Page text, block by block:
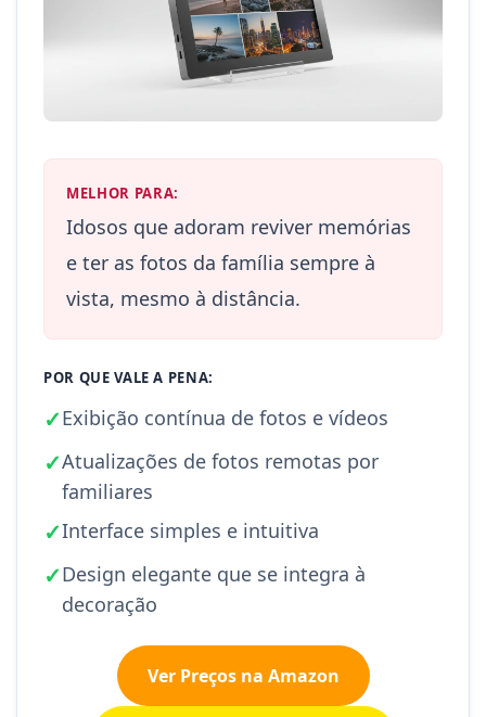
MELHOR PARA:
Idosos que adoram reviver memórias
e ter as fotos da família sempre à
vista, mesmo à distância.
POR QUE VALE A PENA:
✓Exibição contínua de fotos e vídeos
✓Atualizações de fotos remotas por
familiares
✓Interface simples e intuitiva
✓Design elegante que se integra à
decoração
Ver Preços na Amazon